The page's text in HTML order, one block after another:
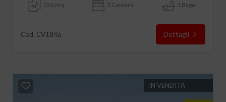
226 mq 3 Camere 3 Bagni
Cod. CV184a Dettagli
IN VENDITA